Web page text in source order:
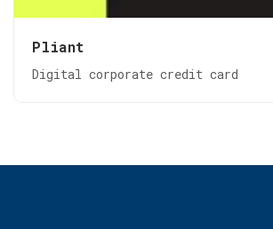
Pliant
Digital corporate credit card